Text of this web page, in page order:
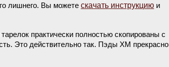
лишнего. Вы можете скачать инструкцию и
практически полностью скопированы с
Это действительно так. Пэды XM прекрасно